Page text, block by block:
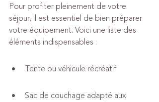
Pour profiter pleinement de votre
séjour, il est essentiel de bien préparer
votre équipement. Voici une liste des
éléments indispensables :
Tente ou véhicule récréatif
Sac de couchage adapté aux